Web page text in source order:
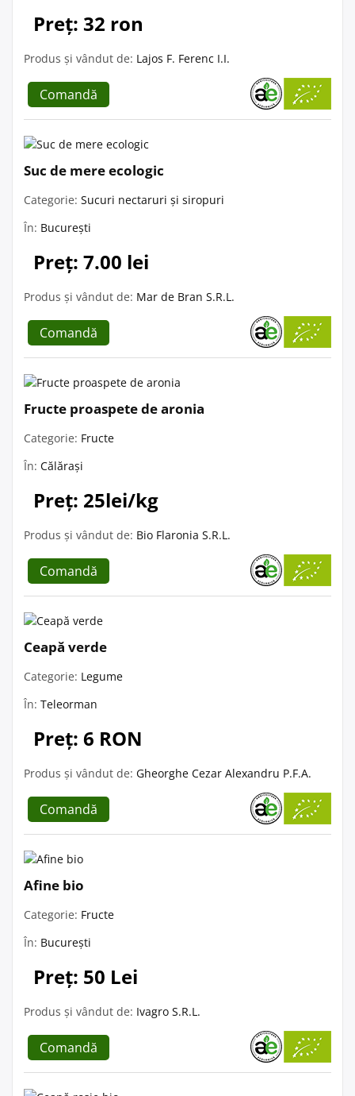
Preț: 32 ron
Produs și vândut de: Lajos F. Ferenc I.I.
Comandă
Suc de mere ecologic
Categorie: Sucuri nectaruri și siropuri
În: București
Preț: 7.00 lei
Produs și vândut de: Mar de Bran S.R.L.
Comandă
Fructe proaspete de aronia
Categorie: Fructe
În: Călărași
Preț: 25lei/kg
Produs și vândut de: Bio Flaronia S.R.L.
Comandă
Ceapă verde
Categorie: Legume
În: Teleorman
Preț: 6 RON
Produs și vândut de: Gheorghe Cezar Alexandru P.F.A.
Comandă
Afine bio
Categorie: Fructe
În: București
Preț: 50 Lei
Produs și vândut de: Ivagro S.R.L.
Comandă